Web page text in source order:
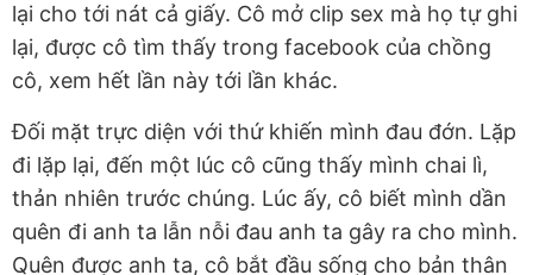
lại cho tới nát cả giấy. Cô mở clip sex mà họ tự ghi
lại, được cô tìm thấy trong facebook của chồng
cô, xem hết lần này tới lần khác.
Đối mặt trực diện với thứ khiến mình đau đớn. Lặp
đi lặp lại, đến một lúc cô cũng thấy mình chai lì,
thản nhiên trước chúng. Lúc ấy, cô biết mình dần
quên đi anh ta lẫn nỗi đau anh ta gây ra cho mình.
Quên được anh ta, cô bắt đầu sống cho bản thân